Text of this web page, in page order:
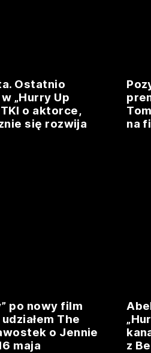
Ostatnio
„Hurry Up
o aktorce,
się rozwija
na
po nowy film
The
o Jennie
maja
z